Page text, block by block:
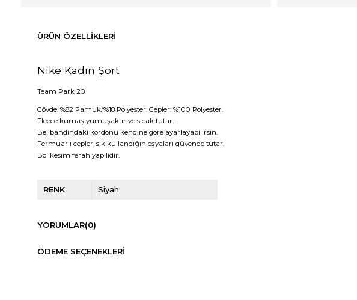
ÜRÜN ÖZELLIKLERI
Nike Kadın Şort
Team Park 20
Gövde: %82 Pamuk/%18 Polyester. Cepler: %100 Polyester.
Fleece kumaş yumuşaktır ve sıcak tutar.
Bel bandındaki kordonu kendine göre ayarlayabilirsin.
Fermuarlı cepler, sık kullandığın eşyaları güvende tutar.
Bol kesim ferah yapılıdır.
RENK Siyah
YORUMLAR(0)
ÖDEME SEÇENEKLERI